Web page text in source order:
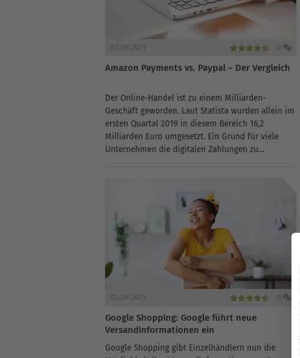
03.09.2021 0
Amazon Payments vs. Paypal – Der Vergleich
Der Online-Handel ist zu einem Milliarden-
Geschäft geworden. Laut Statista wurden allein im
ersten Quartal 2019 in diesem Bereich 16,2
Milliarden Euro umgesetzt. Ein Grund für viele
Unternehmen die digitalen Zahlungen zu
02.09.2021 0
Google Shopping: Google führt neue
Versandinformationen ein
Google Shopping gibt Einzelhändlern nun die